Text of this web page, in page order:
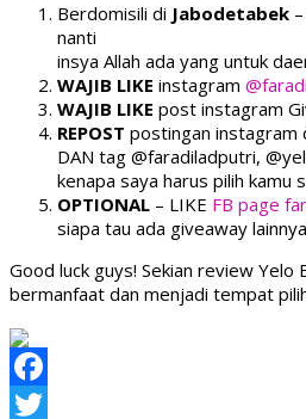
Berdomisili di Jabodetabek
nanti
insya Allah ada yang untuk
WAJIB LIKE instagram
WAJIB LIKE post instagram
REPOST postingan instagram
DAN tag @faradiladputri,
kenapa saya harus pilih kamu
OPTIONAL – LIKE FB page
siapa tau ada giveaway
Good luck guys! Sekian review Yelo
bermanfaat dan menjadi tempat
Facebook